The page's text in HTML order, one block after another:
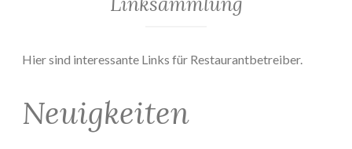
Hier sind interessante Links für Restaurantbetreiber.
Neuigkeiten